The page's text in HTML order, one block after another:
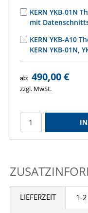
KERN YKB-01N
mit
KERN YKB-A10
KERN YKB-01N,
ab: 490,00 €
zzgl. MwSt.
LIEFERZEIT 1-